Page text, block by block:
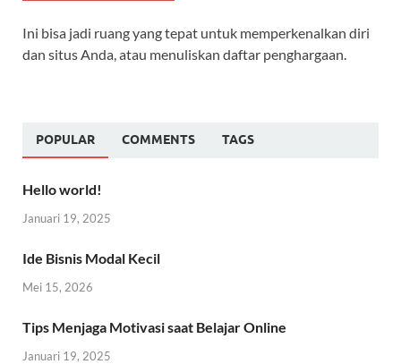
Ini bisa jadi ruang yang tepat untuk memperkenalkan diri
dan situs Anda, atau menuliskan daftar penghargaan.
POPULAR COMMENTS TAGS
Hello world!
Januari 19, 2025
Ide Bisnis Modal Kecil
Mei 15, 2026
Tips Menjaga Motivasi saat Belajar Online
Januari 19, 2025